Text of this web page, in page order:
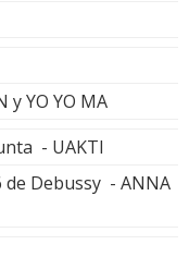
y YO YO MA
- UAKTI
de Debussy - ANNA